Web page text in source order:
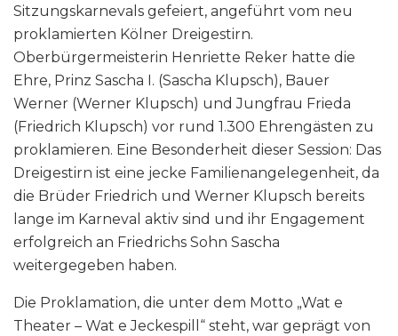
Sitzungskarnevals gefeiert, angeführt vom neu
proklamierten Kölner Dreigestirn.
Oberbürgermeisterin Henriette Reker hatte die
Ehre, Prinz Sascha I. (Sascha Klupsch), Bauer
Werner (Werner Klupsch) und Jungfrau Frieda
(Friedrich Klupsch) vor rund 1.300 Ehrengästen zu
proklamieren. Eine Besonderheit dieser Session: Das
Dreigestirn ist eine jecke Familienangelegenheit, da
die Brüder Friedrich und Werner Klupsch bereits
lange im Karneval aktiv sind und ihr Engagement
erfolgreich an Friedrichs Sohn Sascha
weitergegeben haben.
Die Proklamation, die unter dem Motto „Wat e
Theater – Wat e Jeckespill“ steht, war geprägt von